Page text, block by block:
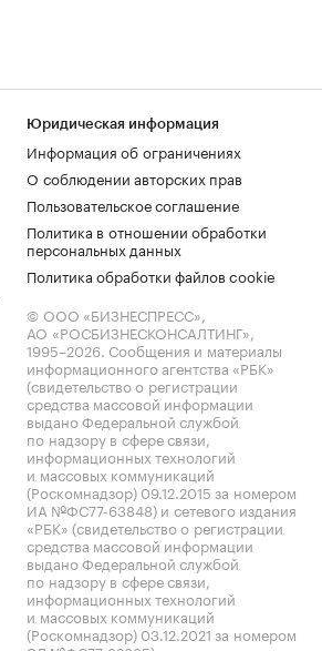
Юридическая информация
Информация об ограничениях
О соблюдении авторских прав
Пользовательское соглашение
Политика в отношении обработки
персональных данных
Политика обработки файлов cookie
© ООО «БИЗНЕСПРЕСС»,
АО «РОСБИЗНЕСКОНСАЛТИНГ»,
1995–2026. Сообщения и материалы
информационного агентства «РБК»
(свидетельство о регистрации
средства массовой информации
выдано Федеральной службой
по надзору в сфере связи,
информационных технологий
и массовых коммуникаций
(Роскомнадзор) 09.12.2015 за номером
ИА №ФС77-63848) и сетевого издания
«РБК» (свидетельство о регистрации
средства массовой информации
выдано Федеральной службой
по надзору в сфере связи,
информационных технологий
и массовых коммуникаций
(Роскомнадзор) 03.12.2021 за номером